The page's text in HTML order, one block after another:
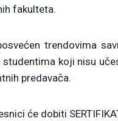
fakulteta.
trendovima
koji nisu
predavača.
će dobiti